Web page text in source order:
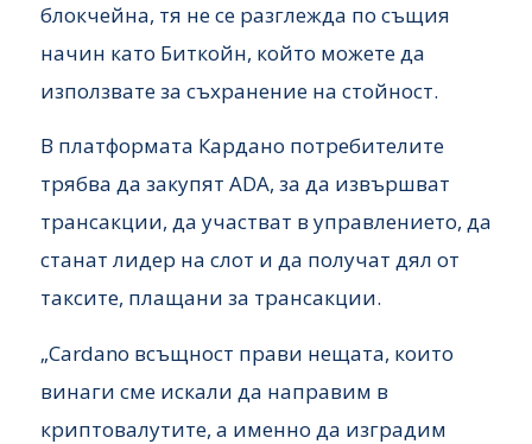
блокчейна, тя не се разглежда по същия
начин като Биткойн, който можете да
използвате за съхранение на стойност.
В платформата Кардано потребителите
трябва да закупят ADA, за да извършват
трансакции, да участват в управлението, да
станат лидер на слот и да получат дял от
таксите, плащани за трансакции.
„Cardano всъщност прави нещата, които
винаги сме искали да направим в
криптовалутите, а именно да изградим